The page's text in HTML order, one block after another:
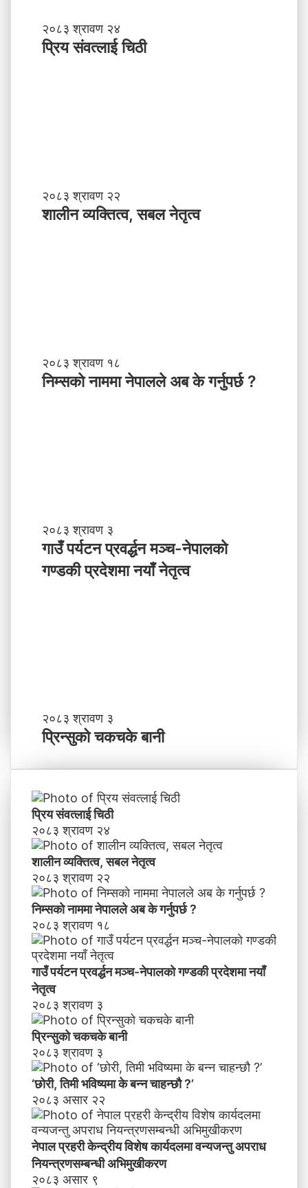
प्रि
य
२०८३ श्रावण २४
प्रिय संवत्लाई चिठी
शा
ली
न
तृ
त्व
२०८३ श्रावण २२
शालीन व्यक्तित्व, सबल नेतृत्व
नि
म्स
ब
के
ग
र्नु
२०८३ श्रावण १८
निम्सकाे नाममा नेपालले अब के गर्नुपर्छ ?
गा
उँ
र्य
ने
पा
काे
ण्ड
की
प्र
दे
श
मा
न
याँ
ने
तृ
त्व
२०८३ श्रावण ३
गाउँ पर्यटन प्रवर्द्धन मञ्च-नेपालकाे
गण्डकी प्रदेशमा नयाँ नेतृत्व
प्रि
न्सु
को
च
के
बा
नी
२०८३ श्रावण ३
प्रिन्सुको चकचके बानी
प्रिय संवत्लाई चिठी
२०८३ श्रावण २४
शालीन व्यक्तित्व, सबल नेतृत्व
२०८३ श्रावण २२
निम्सकाे नाममा नेपालले अब के गर्नुपर्छ ?
२०८३ श्रावण १८
गाउँ पर्यटन प्रवर्द्धन मञ्च-नेपालकाे गण्डकी प्रदेशमा नयाँ
नेतृत्व
२०८३ श्रावण ३
प्रिन्सुको चकचके बानी
२०८३ श्रावण ३
‘छोरी, तिमी भविष्यमा के बन्न चाहन्छौ ?’
२०८३ असार २२
नेपाल प्रहरी केन्द्रीय विशेष कार्यदलमा वन्यजन्तु अपराध
नियन्त्रणसम्बन्धी अभिमुखीकरण
२०८३ असार ९